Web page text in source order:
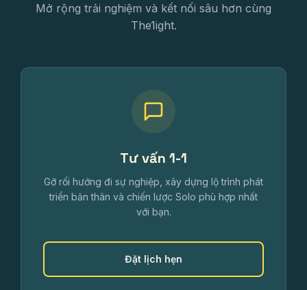
Mở rộng trải nghiệm và kết nối sâu hơn cùng
The1ight.
Tư vấn 1-1
Gỡ rối hướng đi sự nghiệp, xây dựng lộ trình phát
triển bản thân và chiến lược Solo phù hợp nhất
với bạn.
Đặt lịch hẹn